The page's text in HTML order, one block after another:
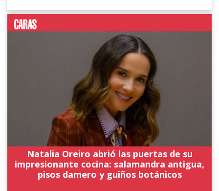
Natalia Oreiro abrió las puertas de su
impresionante cocina: salamandra antigua,
pisos damero y guiños botánicos